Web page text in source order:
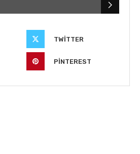
TWITTER
PINTEREST